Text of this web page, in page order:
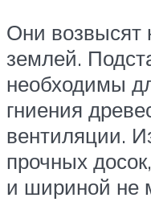
Они возвысят
землей.
необходимы
гниения
вентиляции.
прочных
и шириной не